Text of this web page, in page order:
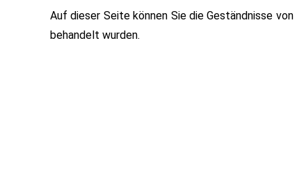
Auf dieser Seite können Sie die Geständnisse
behandelt wurden.